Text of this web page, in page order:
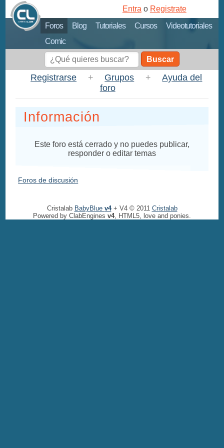
Foros Blog Tutoriales Cursos
Videotutoriales
Comic
Entra o Registrate
Buscar
Registrarse + Grupos +
Ayuda del
foro
Información
Este foro está cerrado y no puedes publicar,
responder o editar temas
Foros de discusión
Cristalab BabyBlue v4+ V4 © 2011 Cristalab
Powered by ClabEngines v4, HTML5, love and ponies.